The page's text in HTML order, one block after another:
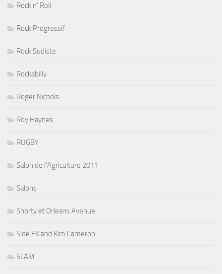
Rock n' Roll
Rock Progressif
Rock Sudiste
Rockabilly
Roger Nichols
Roy Haynes
RUGBY
Salon de l'Agriculture 2011
Salons
Shorty et Orleans Avenue
Side FX and Kim Cameron
SLAM